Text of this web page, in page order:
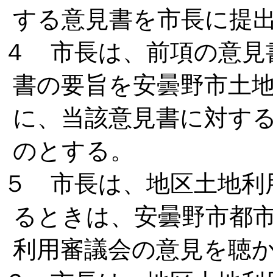
する意見書を市長に提
４ 市長は、前項の意見
書の要旨を安曇野市土
に、当該意見書に対す
のとする。
５ 市長は、地区土地利
るときは、安曇野市都
利用審議会の意見を聴